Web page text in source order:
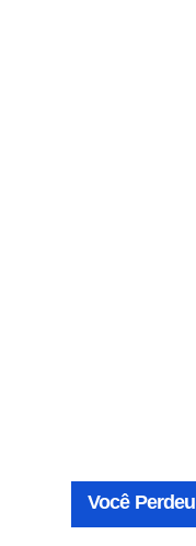
Você Perdeu